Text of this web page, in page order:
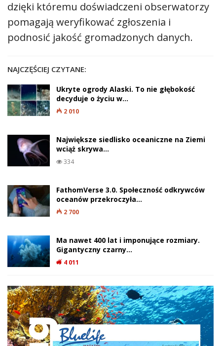
dzięki któremu doświadczeni obserwatorzy
pomagają weryfikować zgłoszenia i
podnosić jakość gromadzonych danych.
NAJCZĘŚCIEJ CZYTANE:
Ukryte ogrody Alaski. To nie głębokość
decyduje o życiu w…
2 010
Największe siedlisko oceaniczne na Ziemi
wciąż skrywa…
334
FathomVerse 3.0. Społeczność odkrywców
oceanów przekroczyła…
2 700
Ma nawet 400 lat i imponujące rozmiary.
Gigantyczny czarny…
4 011